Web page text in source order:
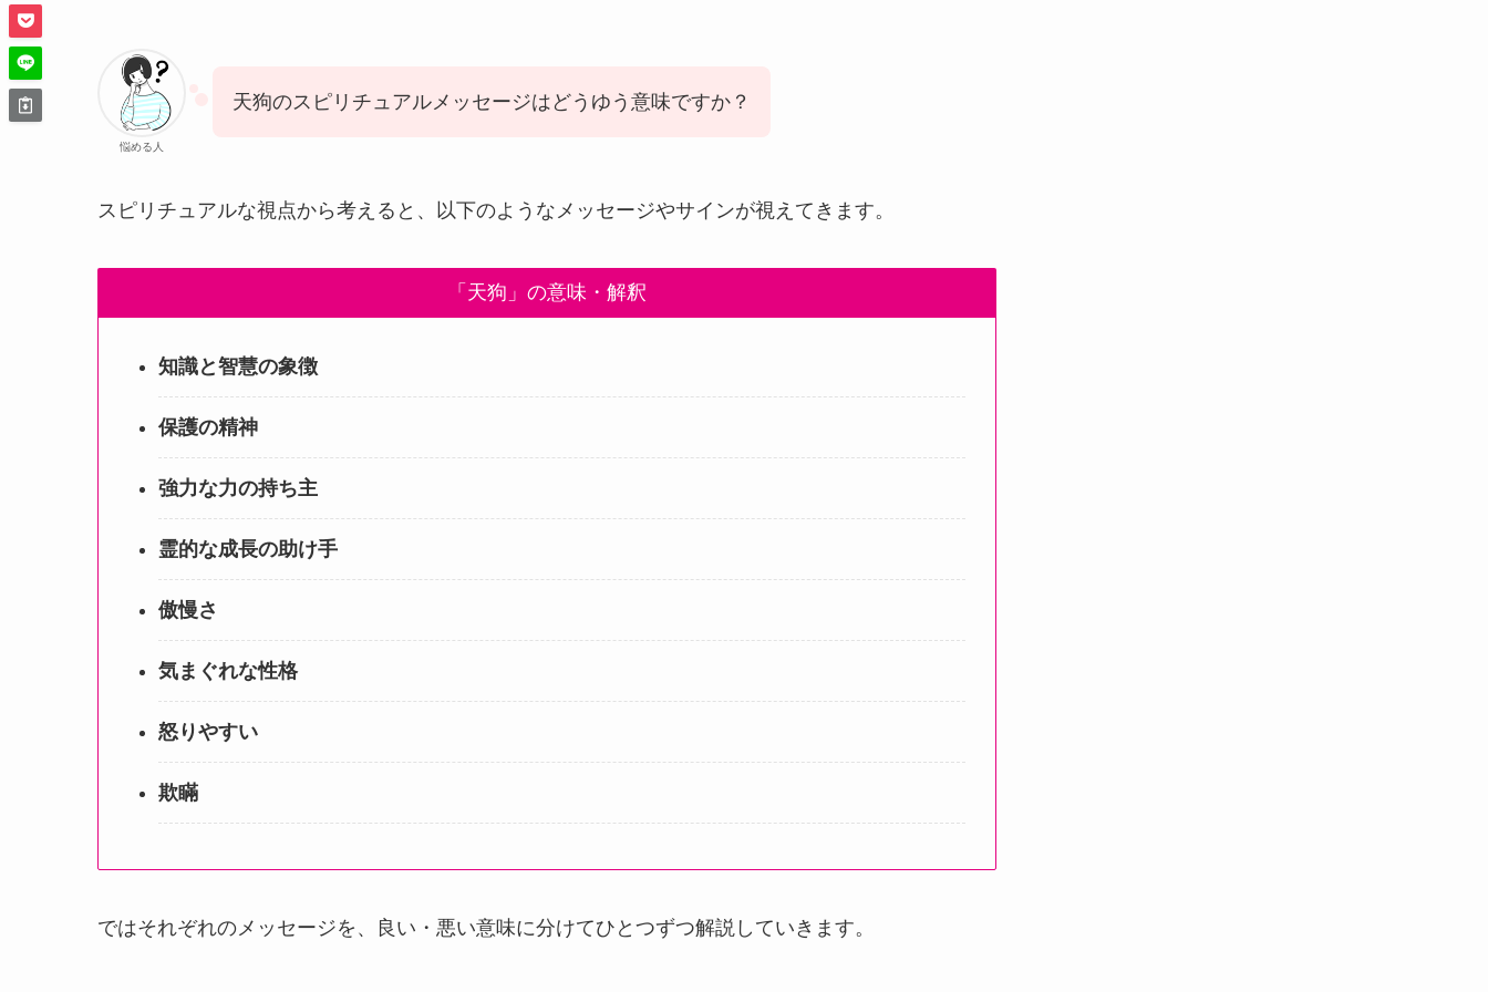
悩める人
天狗のスピリチュアルメッセージはどうゆう意味ですか？
スピリチュアルな視点から考えると、以下のようなメッセージやサインが視えてきます。
「天狗」の意味・解釈
知識と智慧の象徴
保護の精神
強力な力の持ち主
霊的な成長の助け手
傲慢さ
気まぐれな性格
怒りやすい
欺瞞
ではそれぞれのメッセージを、良い・悪い意味に分けてひとつずつ解説していきます。